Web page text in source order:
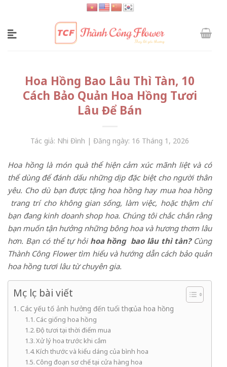
content
Hoa Hồng Bao Lâu Thì Tàn, 10
Cách Bảo Quản Hoa Hồng Tươi
Lâu Để Bán
Tác giả: Nhi Đình | Đăng ngày: 16 Tháng 1, 2026
Hoa hồng là món quà thể hiện cảm xúc mãnh liệt và có
thể dùng để đánh dấu những dịp đặc biệt cho người thân
yêu. Cho dù bạn được tặng hoa hồng hay mua hoa hồng
trang trí cho không gian sống, làm việc, hoặc thậm chí
bạn đang kinh doanh shop hoa. Chúng tôi chắc chắn rằng
bạn muốn tận hưởng những bông hoa và hương thơm lâu
hơn. Bạn có thể tự hỏi hoa hồngbao lâu thì tàn?Cùng
Thành Công Flower tìm hiểu và hướng dẫn cách bảo quản
hoa hồng tươi lâu từ chuyên gia.
Mục lục bài viết
Các yếu tố ảnh hưởng đến tuổi thọ của hoa hồng
Các giống hoa hồng
Độ tươi tại thời điểm mua
Xử lý hoa trước khi cắm
Kích thước và kiểu dáng của bình hoa
Công đoạn sơ chế tại cửa hàng hoa